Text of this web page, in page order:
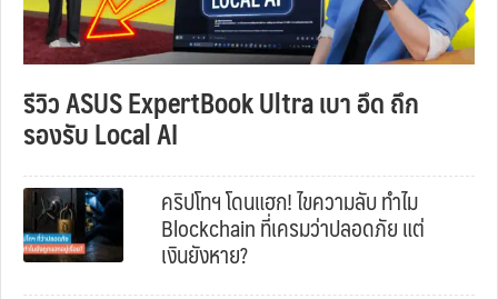
รีวิว ASUS ExpertBook Ultra เบา อึด ถึก
รองรับ Local AI
คริปโทฯ โดนแฮก! ไขความลับ ทำไม
Blockchain ที่เครมว่าปลอดภัย แต่
เงินยังหาย?